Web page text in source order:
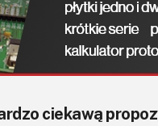
ciekawą